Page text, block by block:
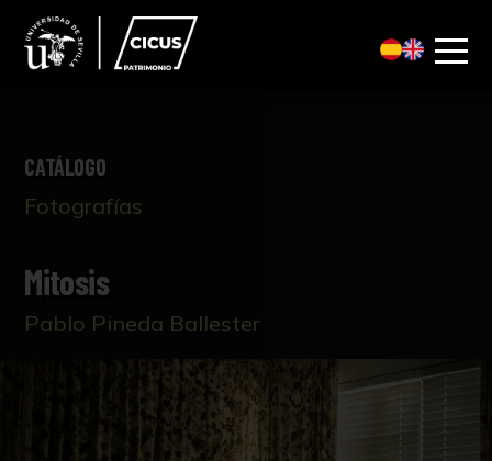
CATÁLOGO
Fotografías
Mitosis
Pablo Pineda Ballester